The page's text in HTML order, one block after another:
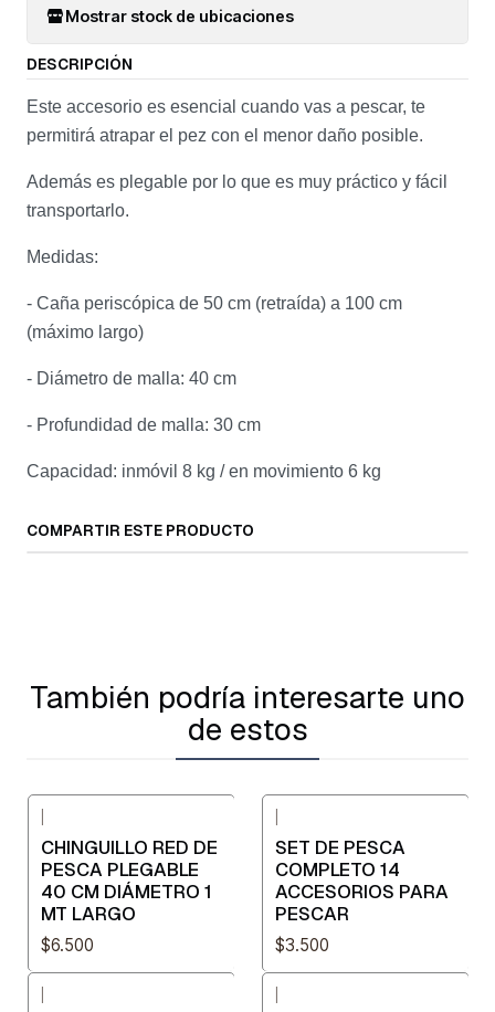
Mostrar stock de ubicaciones
DESCRIPCIÓN
Este accesorio es esencial cuando vas a pescar, te
permitirá atrapar el pez con el menor daño posible.
Además es plegable por lo que es muy práctico y fácil
transportarlo.
Medidas:
- Caña periscópica de 50 cm (retraída) a 100 cm
(máximo largo)
- Diámetro de malla: 40 cm
- Profundidad de malla: 30 cm
Capacidad: inmóvil 8 kg / en movimiento 6 kg
COMPARTIR ESTE PRODUCTO
También podría interesarte uno
de estos
CHINGUILLO RED DE
PESCA PLEGABLE
40 CM DIÁMETRO 1
MT LARGO
$6.500
SET DE PESCA
COMPLETO 14
ACCESORIOS PARA
PESCAR
$3.500